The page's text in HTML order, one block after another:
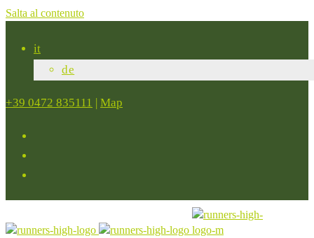
Salta al contenuto
it
de
+39 0472 835111 | Map